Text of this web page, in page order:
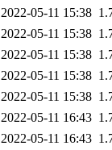
2022-05-11 15:38
2022-05-11 15:38
2022-05-11 15:38
2022-05-11 15:38
2022-05-11 15:38
2022-05-11 16:43
2022-05-11 16:43